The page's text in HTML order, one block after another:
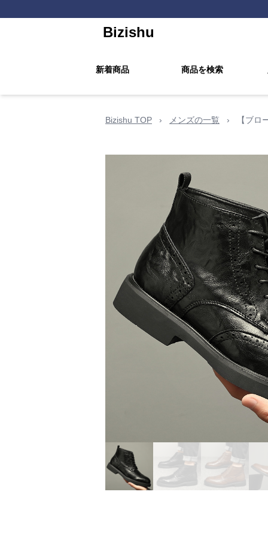
Bizishu
新着商品 商品を検索
Bizishu TOP › メンズの一覧 › 【ブ